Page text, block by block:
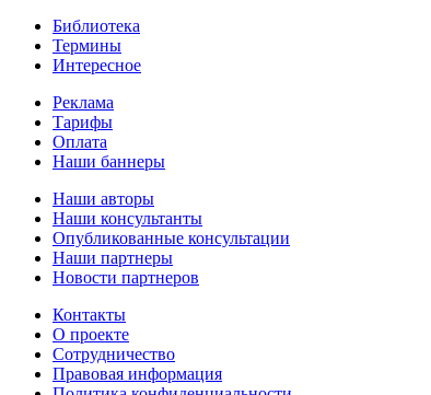
Библиотека
Термины
Интересное
Реклама
Тарифы
Оплата
Наши баннеры
Наши авторы
Наши консультанты
Опубликованные консультации
Наши партнеры
Новости партнеров
Контакты
О проекте
Сотрудничество
Правовая информация